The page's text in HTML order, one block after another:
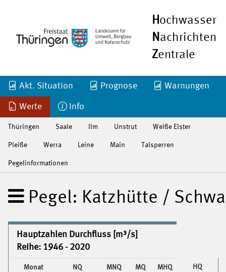
Hochwasser
Nachrichten
Zentrale
Akt. Situation Prognose Warnungen
Werte Info
Thüringen Saale Ilm Unstrut Weiße Elster
Pleiße Werra Leine Main Talsperren
Pegelinformationen
Pegel: Katzhütte /
Hauptzahlen Durchfluss [m³/s]
Reihe: 1946 - 2020
Monat NQ MNQ MQ MHQ HQ